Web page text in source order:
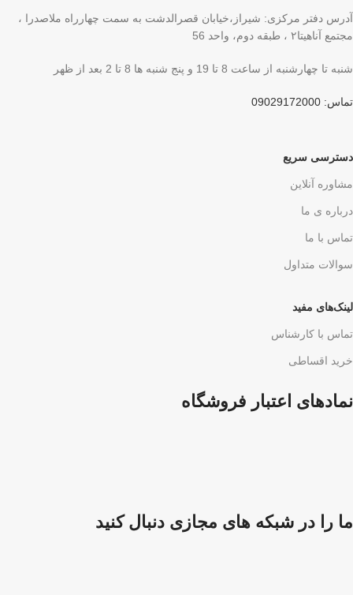
آدرس دفتر مرکزی: شیراز،خیابان قصرالدشت به سمت چهارراه ملاصدرا ،
مجتمع آناهیتا۲ ، طبقه دوم، واحد 56
شنبه تا چهارشنبه از ساعت 8 تا 19 و پنج شنبه ها 8 تا 2 بعد از ظهر
تماس: 09029172000
دسترسی سریع
مشاوره آنلاین
درباره ی ما
تماس با ما
سوالات متداول
لینک‌های مفید
تماس با کارشناس
خرید اقساطی
نمادهای اعتبار فروشگاه
ما را در شبکه های مجازی دنبال کنید